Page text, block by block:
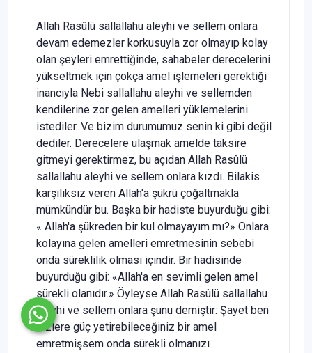
Allah Rasûlü sallallahu aleyhi ve sellem onlara
devam edemezler kor­kusuyla zor olmayıp kolay
olan şeyleri emrettiğinde, sahabeler derecelerini
yükseltmek için çokça amel işlemeleri gerektiği
inancıyla Nebi sallallahu aleyhi ve sellemden
kendilerine zor gelen amelleri yüklemelerini
istediler. Ve bizim durumumuz senin ki gibi değil
dediler. Derecelere ulaşmak amel­de taksire
gitmeyi gerektirmez, bu açıdan Allah Rasûlü
sallallahu aleyhi ve sellem onlara kızdı. Bilakis
karşılıksız veren Allah'a şükrü çoğaltmakla
mümkündür bu. Başka bir hadiste buyurduğu gibi:
« Allah'a şükreden bir kul olmayayım mı?» Onlara
kolayına gelen amelleri emretmesinin sebebi
onda süreklilik olması içindir. Bir hadisinde
buyurduğu gibi: «Allah'a en se­vimli gelen amel
sürekli olanıdır.» Öyleyse Allah Rasûlü sallallahu
aleyhi ve sellem onlara şunu demiştir: Şayet ben
sizlere güç yetirebileceğiniz bir amel
emretmişsem onda sürekli olmanızı